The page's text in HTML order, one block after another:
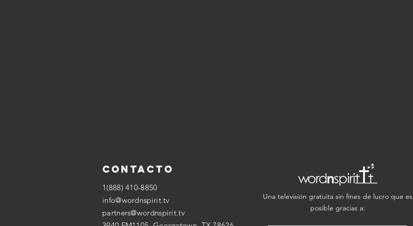
Una televisión gratuita sin fines de lucro que es
posible gracias a:
Contacto
1(888) 410-8850
info@wordnspirit.tv
partners@wordnspirit.tv